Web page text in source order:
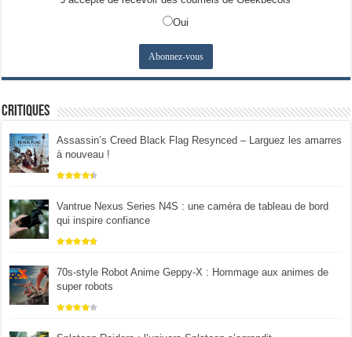
Oui
Critiques
Assassin’s Creed Black Flag Resynced – Larguez les amarres
à nouveau !
Vantrue Nexus Series N4S : une caméra de tableau de bord
qui inspire confiance
70s-style Robot Anime Geppy-X : Hommage aux animes de
super robots